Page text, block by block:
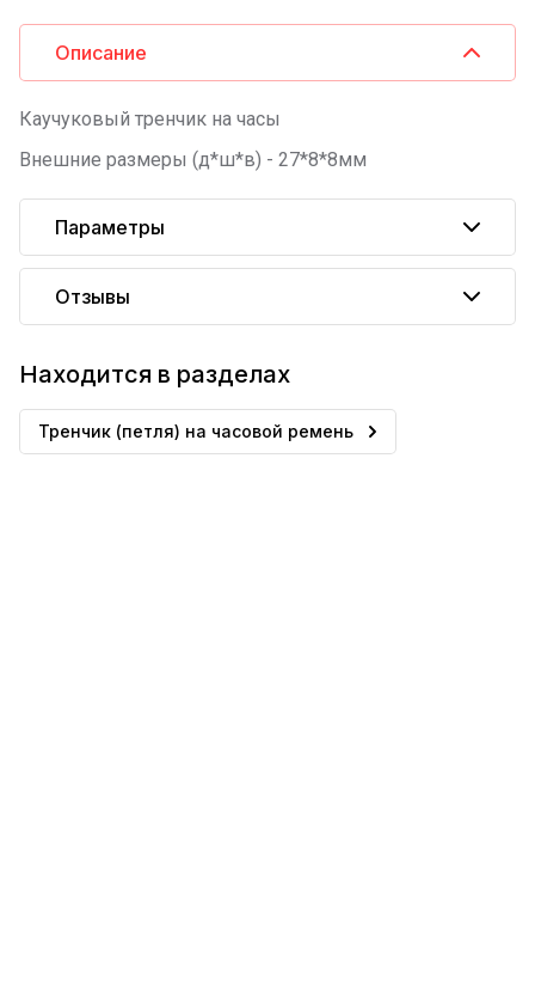
Описание
Каучуковый тренчик на часы
Внешние размеры (д*ш*в) - 27*8*8мм
Параметры
Отзывы
Находится в разделах
Тренчик (петля) на часовой ремень